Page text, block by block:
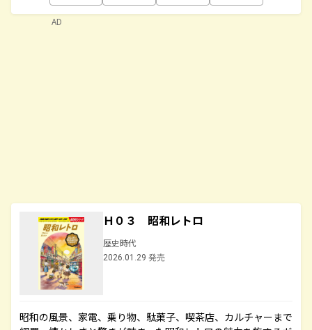
Ｈ０３ 昭和レトロ
歴史時代
2026.01.29 発売
昭和の風景、家電、乗り物、駄菓子、喫茶店、カルチャーまで
AD